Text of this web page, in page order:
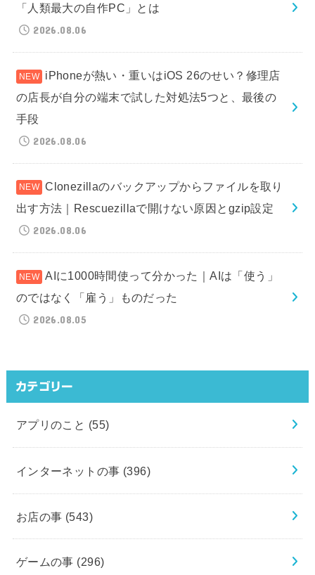
「人類最大の自作PC」とは
2026.08.06
iPhoneが熱い・重いはiOS 26のせい？修理店
の店長が自分の端末で試した対処法5つと、最後の
手段
2026.08.06
Clonezillaのバックアップからファイルを取り
出す方法｜Rescuezillaで開けない原因とgzip設定
2026.08.06
AIに1000時間使って分かった｜AIは「使う」
のではなく「雇う」ものだった
2026.08.05
カテゴリー
アプリのこと (55)
インターネットの事 (396)
お店の事 (543)
ゲームの事 (296)